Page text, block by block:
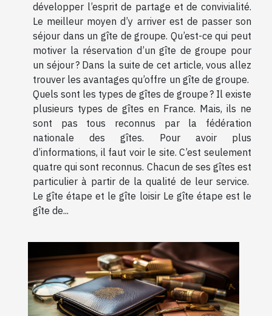
développer l’esprit de partage et de convivialité.
Le meilleur moyen d’y arriver est de passer son
séjour dans un gîte de groupe. Qu’est-ce qui peut
motiver la réservation d’un gîte de groupe pour
un séjour ? Dans la suite de cet article, vous allez
trouver les avantages qu’offre un gîte de groupe.
Quels sont les types de gîtes de groupe ? Il existe
plusieurs types de gîtes en France. Mais, ils ne
sont pas tous reconnus par la fédération
nationale des gîtes. Pour avoir plus
d’informations, il faut voir le site. C’est seulement
quatre qui sont reconnus. Chacun de ses gîtes est
particulier à partir de la qualité de leur service.
Le gîte étape et le gîte loisir Le gîte étape est le
gîte de...